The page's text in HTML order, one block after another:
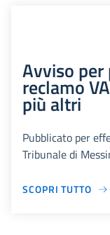
Avviso
reclamo
più altri
Pubblicato per
Tribunale di
SCOPRI TUTTO